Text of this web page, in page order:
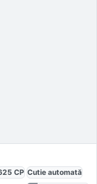
CP Cutie automată